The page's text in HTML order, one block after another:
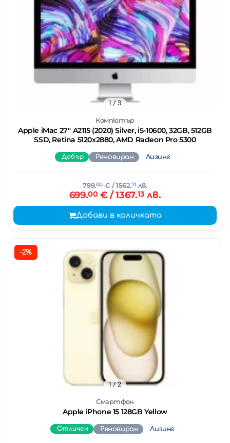
Компютър
Apple iMac 27'' A2115 (2020) Silver, i5-10600, 32GB, 512GB
SSD, Retina 5120x2880, AMD Radeon Pro 5300
1 / 3
Добър Реновиран Лизинг
799.00€/ 1562.71лв.
699.00€ / 1367.13 лв.
Добави в количката
-2%
Смартфон
Apple iPhone 15 128GB Yellow
1/ 2
Отличен Реновиран Лизинг